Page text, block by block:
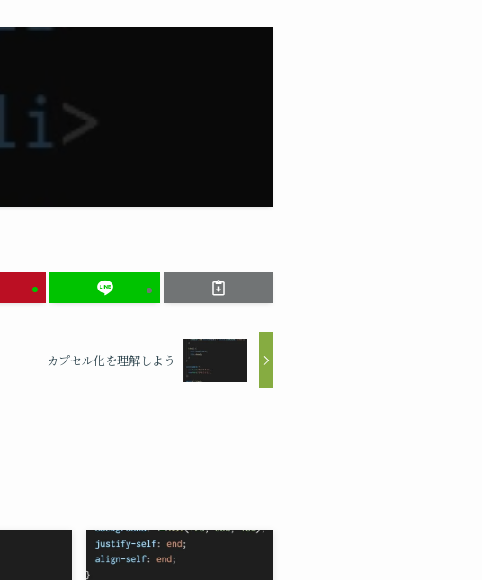
カプセル化を理解しよう